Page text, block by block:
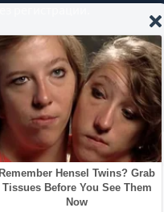
Все права защищены.